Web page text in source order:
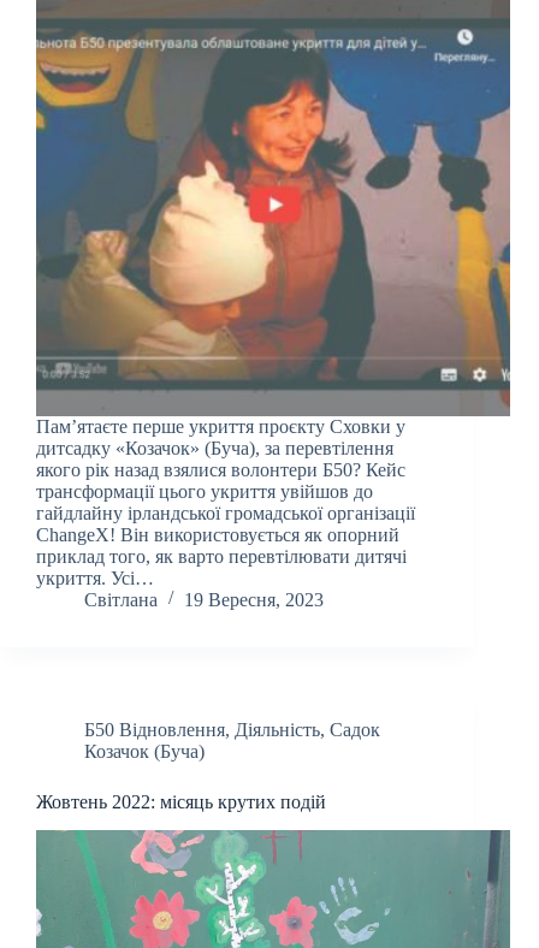
Пам’ятаєте перше укриття проєкту Сховки у
дитсадку «Козачок» (Буча), за перевтілення
якого рік назад взялися волонтери Б50? Кейс
трансформації цього укриття увійшов до
гайдлайну ірландської громадської організації
ChangeX! Він використовується як опорний
приклад того, як варто перевтілювати дитячі
укриття. Усі…
Світлана
19 Вересня, 2023
Б50 Відновлення, Діяльність, Садок
Козачок (Буча)
Жовтень 2022: місяць крутих подій